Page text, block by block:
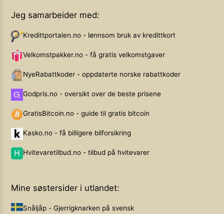
Jeg samarbeider med:
Kredittportalen.no - lønnsom bruk av kredittkort
Velkomstpakker.no - få gratis velkomstgaver
NyeRabattkoder - oppdaterte norske rabattkoder
Godpris.no - oversikt over de beste prisene
GratisBitcoin.no - guide til gratis bitcoin
Kasko.no - få billigere bilforsikring
Hvitevaretilbud.no - tilbud på hvitevarer
Mine søstersider i utlandet:
Snåljåp - Gjerrigknarken på svensk